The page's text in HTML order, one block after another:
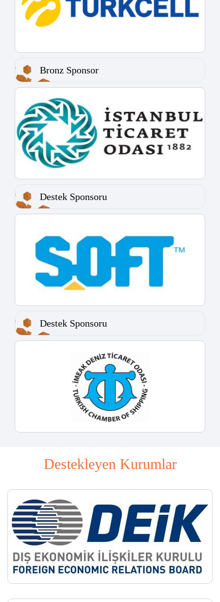
Bronz Sponsor
Destek Sponsoru
Destek Sponsoru
Destekleyen Kurumlar